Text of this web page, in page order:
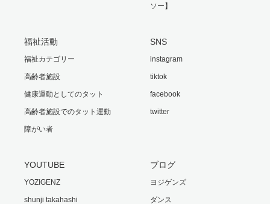
ソー】
福祉活動
福祉カテゴリー
高齢者施設
健康運動としてのタット
高齢者施設でのタット運動
障がい者
SNS
instagram
tiktok
facebook
twitter
YOUTUBE
YOZIGENZ
shunji takahashi
ブログ
ヨジゲンズ
ダンス